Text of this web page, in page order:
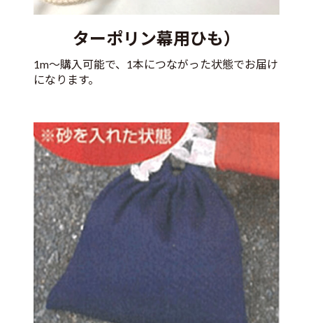
ターポリン幕用ひも）
1m～購入可能で、1本につながった状態でお届け
になります。